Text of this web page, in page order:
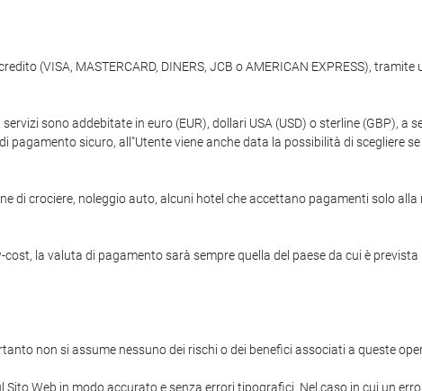
(VISA, MASTERCARD, DINERS, JCB o AMERICAN EXPRESS),
sono addebitate in euro (EUR), dollari USA (USD) o sterline (GBP), a
sicuro, all"Utente viene anche data la possibilità di scegliere
di crociere, noleggio auto, alcuni hotel che accettano pagamenti solo alla
la valuta di pagamento sarà sempre quella del paese da cui è prevista
non si assume nessuno dei rischi o dei benefici associati a queste
Web in modo accurato e senza errori tipografici. Nel caso in cui un